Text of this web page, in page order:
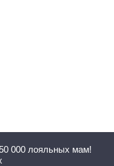
000 лояльных мам!